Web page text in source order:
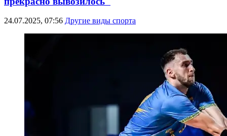
24.07.2025, 07:56 Другие виды спорта